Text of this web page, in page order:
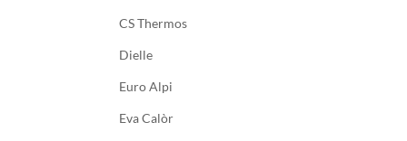
CS Thermos
Dielle
Euro Alpi
Eva Calòr